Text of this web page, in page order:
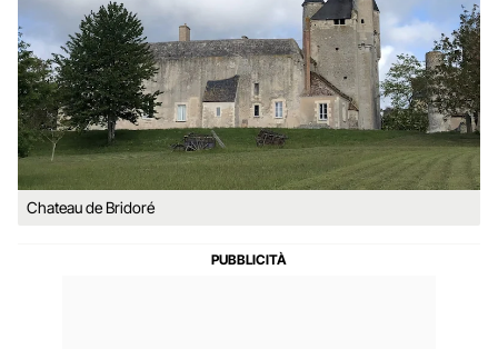
Chateau de Bridoré